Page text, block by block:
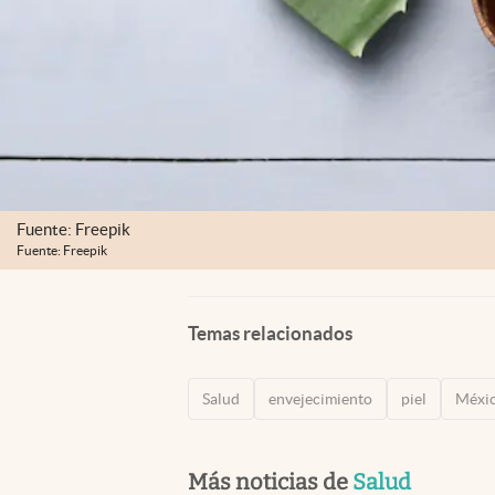
Fuente: Freepik
Fuente: Freepik
Temas relacionados
Salud envejecimiento piel
Más noticias de Salud